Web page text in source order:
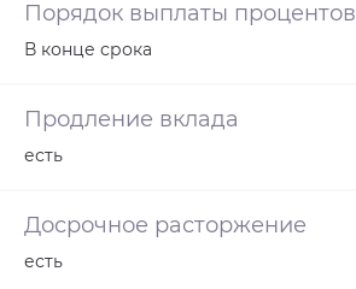
Порядок выплаты процентов
В конце срока
Продление вклада
есть
Досрочное расторжение
есть